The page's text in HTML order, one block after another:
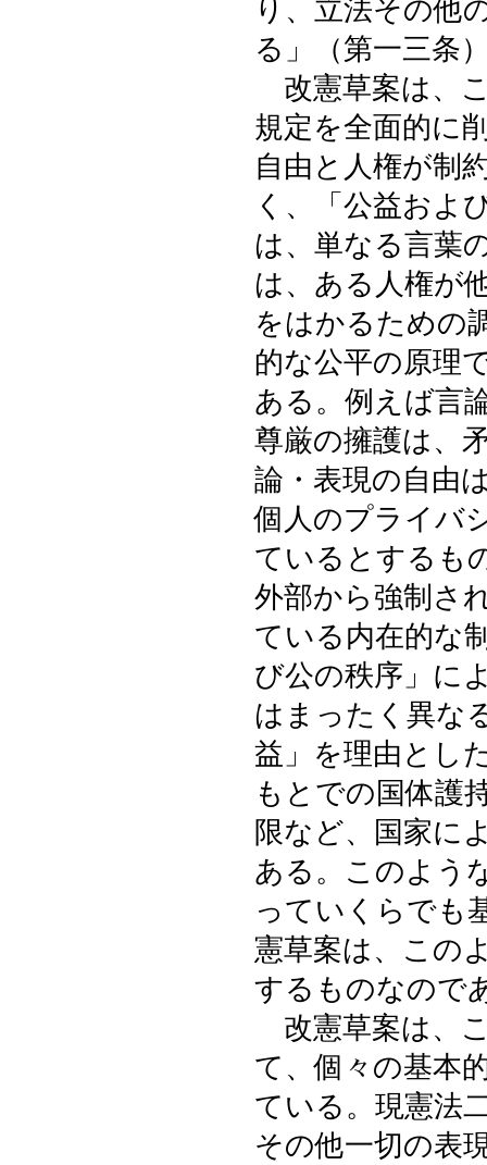
り、立法その他
る」（第一三条
改憲草案は、
規定を全面的に
自由と人権が制
く、「公益およ
は、単なる言葉
は、ある人権が
をはかるための
的な公平の原理
ある。例えば言
尊厳の擁護は、
論・表現の自由
個人のプライバ
ているとするも
外部から強制さ
ている内在的な
び公の秩序」に
はまったく異な
益」を理由とし
もとでの国体護
限など、国家に
ある。このよう
っていくらでも
憲草案は、この
するものなので
改憲草案は、
て、個々の基本
ている。現憲法
その他一切の表